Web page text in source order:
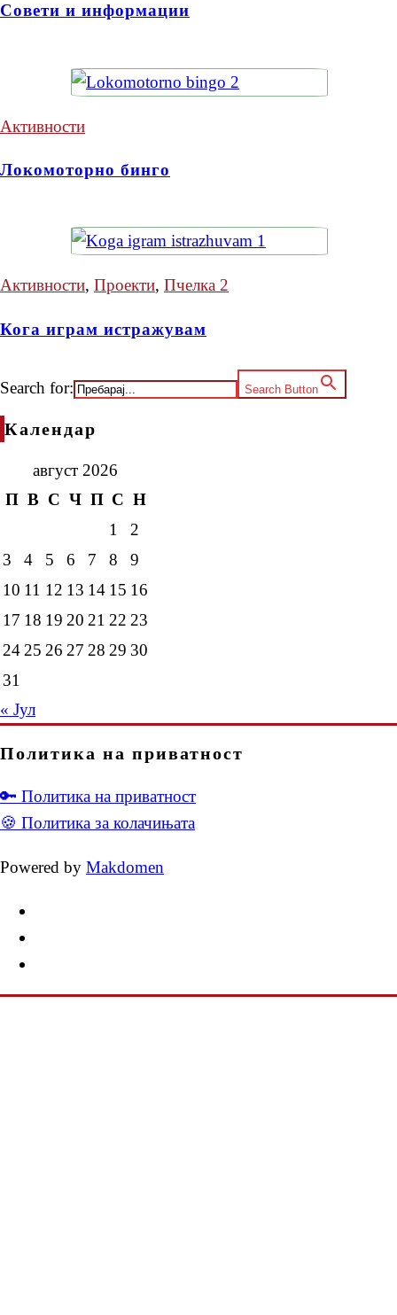
Совети и информации
Активности
Локомоторно бинго
Активности, Проекти, Пчелка 2
Кога играм истражувам
Search for: Search Button
Календар
август 2026
П В С Ч П С Н
1
2
3
4 5 6 7 8
9
10 11 12 13 14 15 16
17 18 19 20 21 22 23
24 25 26 27 28 29 30
31
« Јул
Политика на приватност
🔑 Политика на приватност
🍪 Политика за колачињата
Powered by Makdomen